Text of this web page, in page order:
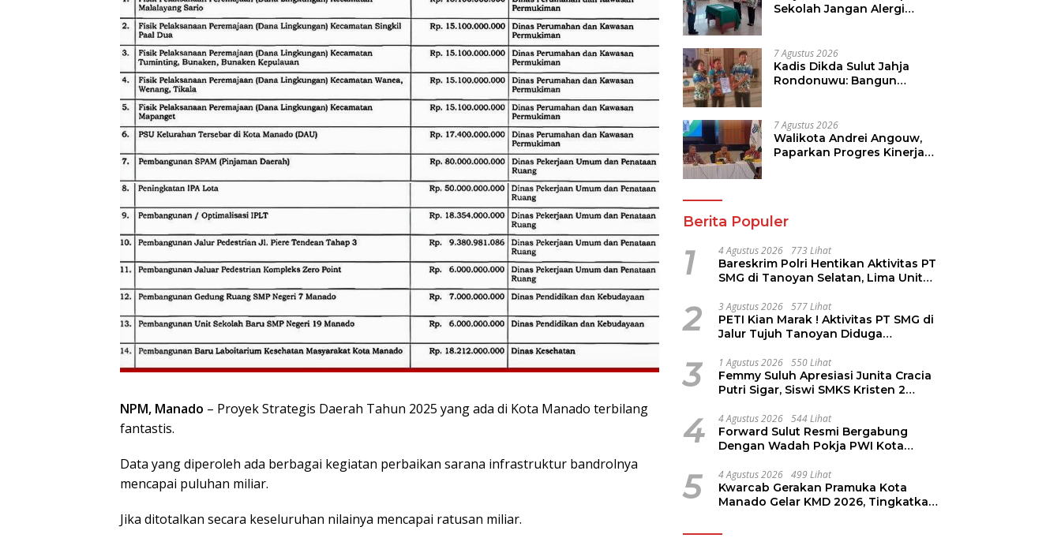
NPM, Manado – Proyek Strategis Daerah Tahun 2025 yang ada di Kota Manado terbilang
fantastis.
Data yang diperoleh ada berbagai kegiatan perbaikan sarana infrastruktur bandrolnya
mencapai puluhan miliar.
Jika ditotalkan secara keseluruhan nilainya mencapai ratusan miliar.
Sekolah Jangan Alergi
7 Agustus 2026
Kadis Dikda Sulut Jahja
Rondonuwu: Bangun
7 Agustus 2026
Walikota Andrei Angouw,
Paparkan Progres Kinerja
Berita Populer
1 4 Agustus 2026 773 Lihat
Bareskrim Polri Hentikan Aktivitas PT
SMG di Tanoyan Selatan, Lima Unit
2 3 Agustus 2026 577 Lihat
PETI Kian Marak ! Aktivitas PT SMG di
Jalur Tujuh Tanoyan Diduga
3 1 Agustus 2026 550 Lihat
Femmy Suluh Apresiasi Junita Cracia
Putri Sigar, Siswi SMKS Kristen 2
Dikmen Nasional 2026
4 4 Agustus 2026 544 Lihat
Forward Sulut Resmi Bergabung
Dengan Wadah Pokja PWI Kota
5 4 Agustus 2026 499 Lihat
Kwarcab Gerakan Pramuka Kota
Manado Gelar KMD 2026, Tingkatkan
Pramuka